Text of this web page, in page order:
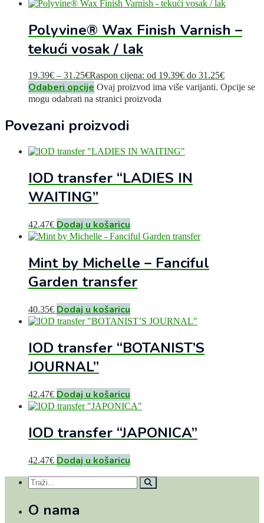
Polyvine® Wax Finish Varnish –
tekući vosak / lak
19.39€ – 31.25€Raspon cijena: od 19.39€ do 31.25€
Odaberi opcije Ovaj proizvod ima više varijanti. Opcije se
mogu odabrati na stranici proizvoda
Povezani proizvodi
IOD transfer “LADIES IN
WAITING”
42.47€ Dodaj u košaricu
Mint by Michelle – Fanciful
Garden transfer
40.35€ Dodaj u košaricu
IOD transfer “BOTANIST’S
JOURNAL”
42.47€ Dodaj u košaricu
IOD transfer “JAPONICA”
42.47€ Dodaj u košaricu
O nama